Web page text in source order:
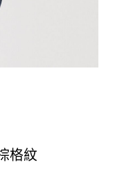
格紋